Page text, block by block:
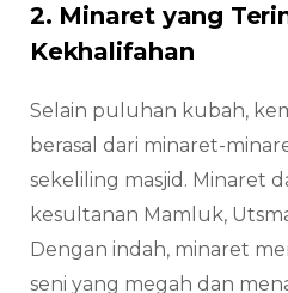
2. Minaret yang
Kekhalifahan
Selain puluhan kubah,
berasal dari minaret-
sekeliling masjid. Minaret
kesultanan Mamluk,
Dengan indah, minaret
seni yang megah dan